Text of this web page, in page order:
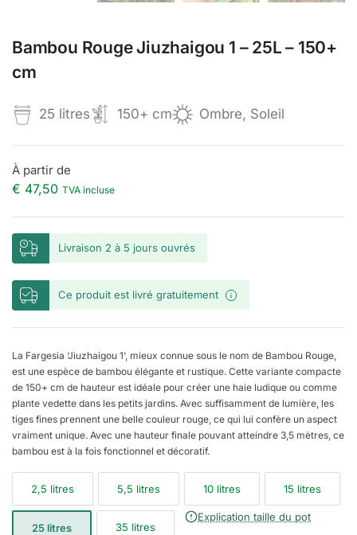
Bambou Rouge Jiuzhaigou 1 – 25L – 150+
cm
25 litres 150+ cm Ombre, Soleil
À partir de
€ 47,50 TVA incluse
Livraison 2 à 5 jours ouvrés
Ce produit est livré gratuitement
La Fargesia ‘Jiuzhaigou 1’, mieux connue sous le nom de Bambou Rouge,
est une espèce de bambou élégante et rustique. Cette variante compacte
de 150+ cm de hauteur est idéale pour créer une haie ludique ou comme
plante vedette dans les petits jardins. Avec suffisamment de lumière, les
tiges fines prennent une belle couleur rouge, ce qui lui confère un aspect
vraiment unique. Avec une hauteur finale pouvant atteindre 3,5 mètres, ce
bambou est à la fois fonctionnel et décoratif.
2,5 litres 5,5 litres 10 litres 15 litres
25 litres 35 litres
Explication taille du pot